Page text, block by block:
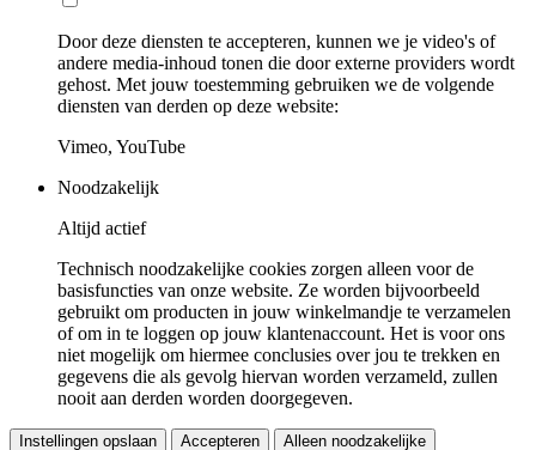
Door deze diensten te accepteren, kunnen we je video's of
andere media-inhoud tonen die door externe providers wordt
gehost. Met jouw toestemming gebruiken we de volgende
diensten van derden op deze website:
Vimeo, YouTube
Noodzakelijk
Altijd actief
Technisch noodzakelijke cookies zorgen alleen voor de
basisfuncties van onze website. Ze worden bijvoorbeeld
gebruikt om producten in jouw winkelmandje te verzamelen
of om in te loggen op jouw klantenaccount. Het is voor ons
niet mogelijk om hiermee conclusies over jou te trekken en
gegevens die als gevolg hiervan worden verzameld, zullen
nooit aan derden worden doorgegeven.
Instellingen opslaan Accepteren Alleen noodzakelijke